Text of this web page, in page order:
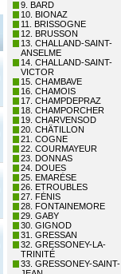
9. BARD
10. BIONAZ
11. BRISSOGNE
12. BRUSSON
13. CHALLAND-SAINT-
ANSELME
14. CHALLAND-SAINT-
VICTOR
15. CHAMBAVE
16. CHAMOIS
17. CHAMPDEPRAZ
18. CHAMPORCHER
19. CHARVENSOD
20. CHÂTILLON
21. COGNE
22. COURMAYEUR
23. DONNAS
24. DOUES
25. EMARÈSE
26. ETROUBLES
27. FÉNIS
28. FONTAINEMORE
29. GABY
30. GIGNOD
31. GRESSAN
32. GRESSONEY-LA-
TRINITÉ
33. GRESSONEY-SAINT-